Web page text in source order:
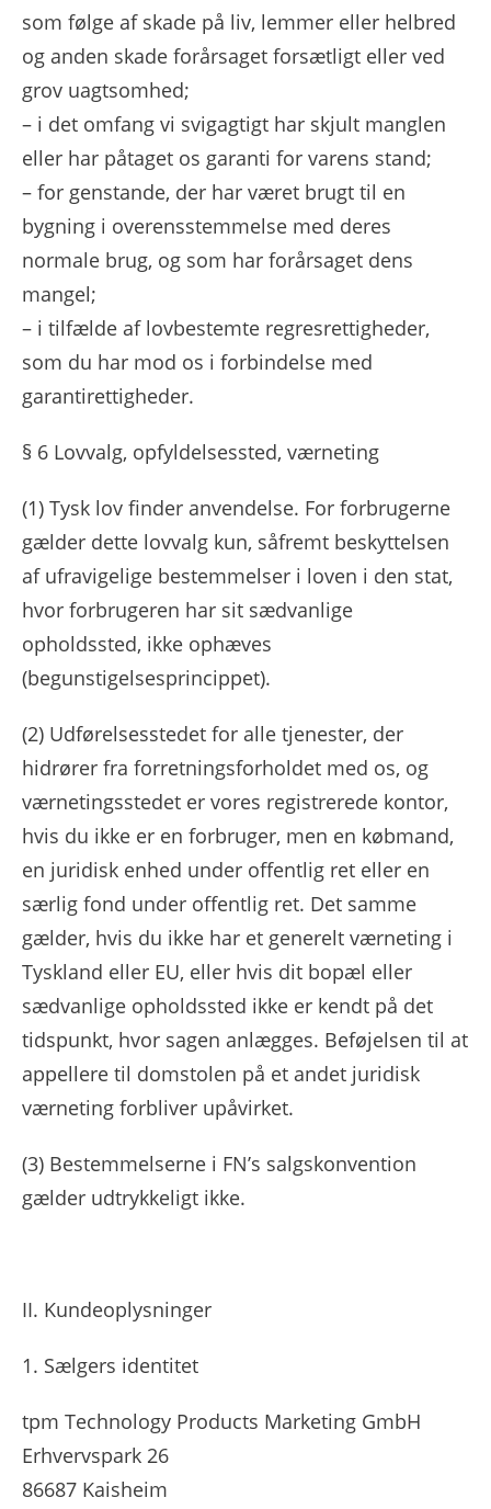
som følge af skade på liv, lemmer eller helbred
og anden skade forårsaget forsætligt eller ved
grov uagtsomhed;
– i det omfang vi svigagtigt har skjult manglen
eller har påtaget os garanti for varens stand;
– for genstande, der har været brugt til en
bygning i overensstemmelse med deres
normale brug, og som har forårsaget dens
mangel;
– i tilfælde af lovbestemte regresrettigheder,
som du har mod os i forbindelse med
garantirettigheder.
§ 6 Lovvalg, opfyldelsessted, værneting
(1) Tysk lov finder anvendelse. For forbrugerne
gælder dette lovvalg kun, såfremt beskyttelsen
af ​​ufravigelige bestemmelser i loven i den stat,
hvor forbrugeren har sit sædvanlige
opholdssted, ikke ophæves
(begunstigelsesprincippet).
(2) Udførelsesstedet for alle tjenester, der
hidrører fra forretningsforholdet med os, og
værnetingsstedet er vores registrerede kontor,
hvis du ikke er en forbruger, men en købmand,
en juridisk enhed under offentlig ret eller en
særlig fond under offentlig ret. Det samme
gælder, hvis du ikke har et generelt værneting i
Tyskland eller EU, eller hvis dit bopæl eller
sædvanlige opholdssted ikke er kendt på det
tidspunkt, hvor sagen anlægges. Beføjelsen til at
appellere til domstolen på et andet juridisk
værneting forbliver upåvirket.
(3) Bestemmelserne i FN’s salgskonvention
gælder udtrykkeligt ikke.
II. Kundeoplysninger
1. Sælgers identitet
tpm Technology Products Marketing GmbH
Erhvervspark 26
86687 Kaisheim